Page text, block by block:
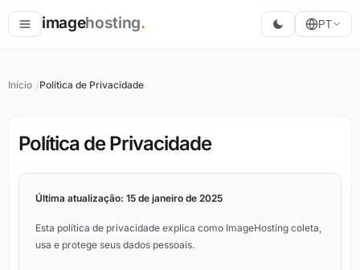
imagehosting.
Redimensionar
PT
Início Política de Privacidade
Política de Privacidade
Última atualização: 15 de janeiro de 2025
Esta política de privacidade explica como ImageHosting coleta,
usa e protege seus dados pessoais.